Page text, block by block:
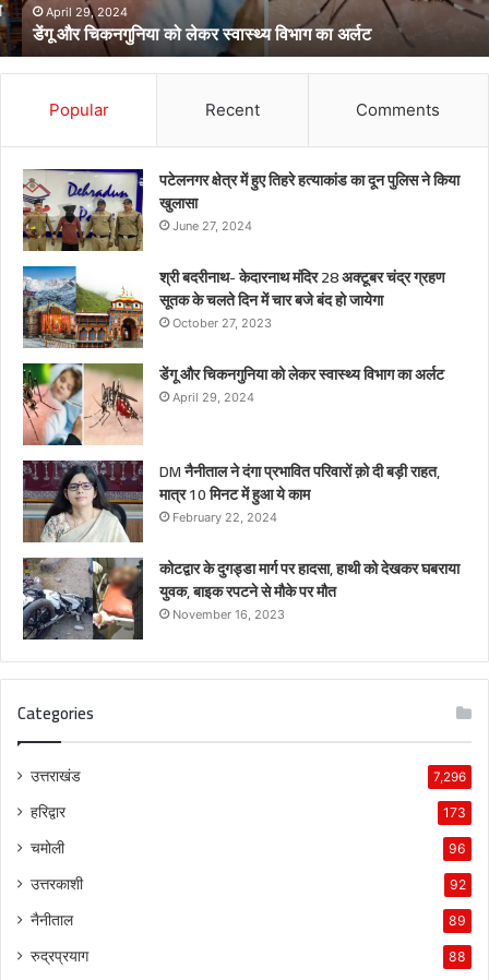
अर्लट April 29, 2024
डेंगू और चिकनगुनिया को लेकर स्वास्थ्य विभाग का अर्लट
Popular Recent Comments
पटेलनगर क्षेत्र में हुए तिहरे हत्याकांड का दून पुलिस ने किया
खुलासा
June 27, 2024
श्री बदरीनाथ- केदारनाथ मंदिर 28 अक्टूबर चंद्र ग्रहण
सूतक के चलते दिन में चार बजे बंद हो जायेगा
October 27, 2023
डेंगू और चिकनगुनिया को लेकर स्वास्थ्य विभाग का अर्लट
April 29, 2024
DM नैनीताल ने दंगा प्रभावित परिवारों क़ो दी बड़ी राहत,
मात्र 10 मिनट में हुआ ये काम
February 22, 2024
कोटद्वार के दुगड्डा मार्ग पर हादसा, हाथी को देखकर घबराया
युवक, बाइक रपटने से मौके पर मौत
November 16, 2023
Categories
उत्तराखंड 7,296
हरिद्वार 173
चमोली 96
उत्तरकाशी 92
नैनीताल 89
रुद्रप्रयाग 88